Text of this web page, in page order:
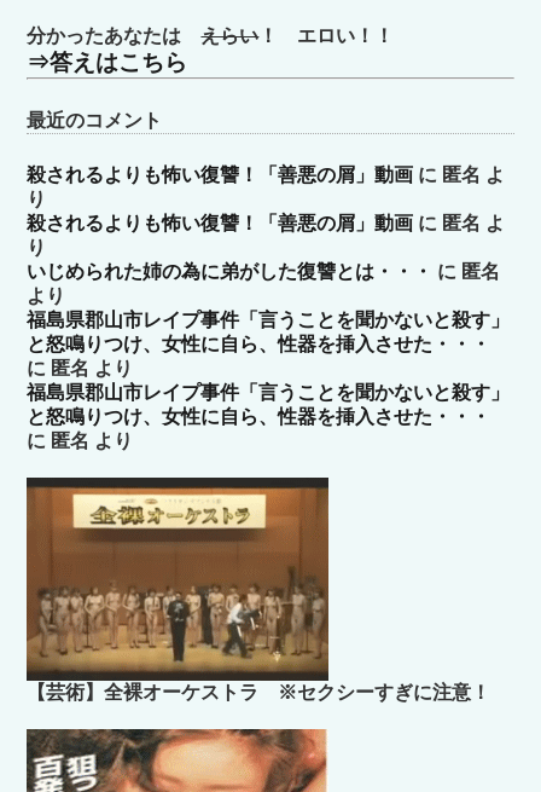
分かったあなたはえらい！ エロい！！
⇒答えはこちら
最近のコメント
殺されるよりも怖い復讐！「善悪の屑」動画 に 匿名 よ
り
殺されるよりも怖い復讐！「善悪の屑」動画 に 匿名 よ
り
いじめられた姉の為に弟がした復讐とは・・・
に 匿名
より
福島県郡山市レイプ事件「言うことを聞かないと殺す」
と怒鳴りつけ、女性に自ら、性器を挿入させた・・・
に 匿名 より
福島県郡山市レイプ事件「言うことを聞かないと殺す」
と怒鳴りつけ、女性に自ら、性器を挿入させた・・・
に 匿名 より
【芸術】全裸オーケストラ ※セクシーすぎに注意！